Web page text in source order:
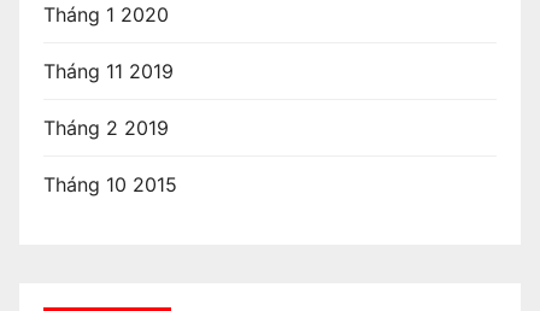
Tháng 1 2020
Tháng 11 2019
Tháng 2 2019
Tháng 10 2015